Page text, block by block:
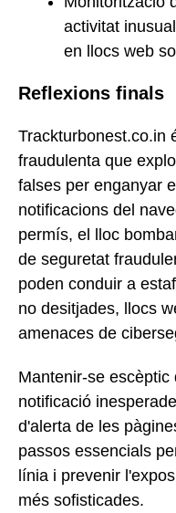
activitat
en llocs web
Reflexions finals
Trackturbonest.co.in
fraudulenta que
falses per enganyar
notificacions del
permís, el lloc
de seguretat
poden conduir a
no desitjades, llocs
amenaces de
Mantenir-se escèptic
notificació
d'alerta de les
passos essencials
línia i prevenir
més sofisticades.